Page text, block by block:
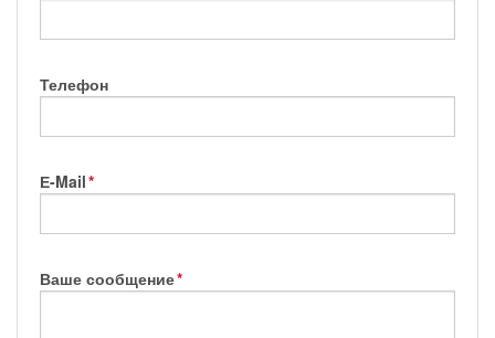
Телефон
Е-Mail*
Ваше сообщение*